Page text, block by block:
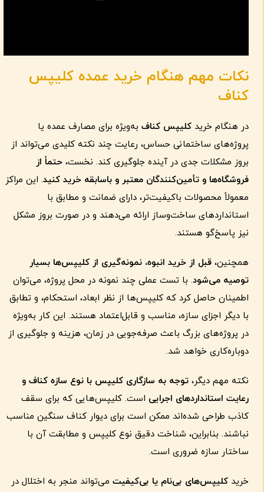
نکات مهم هنگام خرید عمده کلیپس
کناف
در هنگام خرید کلیپس کناف به‌ویژه برای مصارف عمده یا
پروژه‌های ساختمانی حساس، رعایت چند نکته کلیدی می‌تواند از
بروز مشکلات جدی در آینده جلوگیری کند. نخست، حتماً از
فروشگاه‌ها و تأمین‌کنندگان معتبر و باسابقه خرید کنید. این مراکز
معمولاً محصولات باکیفیت‌تر، دارای ضمانت و مطابق با
استانداردهای ساخت‌وساز ارائه می‌دهند و در صورت بروز مشکل
نیز پاسخ‌گو هستند.
همچنین، قبل از خرید انبوه، نمونه‌گیری از کلیپس‌ها بسیار
توصیه می‌شود. با تست عملی چند نمونه در محل پروژه، می‌توان
اطمینان حاصل کرد که کلیپس‌ها از نظر ابعاد، استحکام، و تطابق
با دیگر اجزای سازه، مناسب و قابل‌اعتماد هستند. این کار به‌ویژه
در پروژه‌های بزرگ باعث صرفه‌جویی در زمان، هزینه و جلوگیری از
دوباره‌کاری خواهد شد.
نکته مهم دیگر، توجه به سازگاری کلیپس با نوع سازه کناف و
رعایت استانداردهای اجرایی است. کلیپس‌هایی که برای سقف
کاذب طراحی شده‌اند ممکن است برای دیوار کناف سنگین مناسب
نباشند. بنابراین، شناخت دقیق نوع کلیپس و مطابقت آن با
ساختار سازه ضروری است.
خرید کلیپس‌های بی‌نام یا بی‌کیفیت می‌تواند منجر به اختلال در